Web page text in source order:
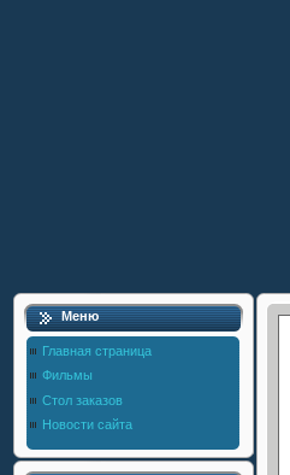
Меню
Главная страница
Фильмы
Стол заказов
Новости сайта